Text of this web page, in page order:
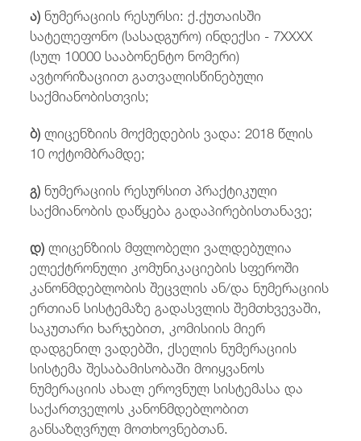
ა)ნუმერაციის რესურსი: ქ.ქუთაისში
სატელეფონო (სასადგურო) ინდექსი - 7XXXX
(სულ 10000 სააბონენტო ნომერი)
ავტორიზაციით გათვალისწინებული
საქმიანობისთვის;
ბ)ლიცენზიის მოქმედების ვადა: 2018 წლის
10 ოქტომბრამდე;
გ)ნუმერაციის რესურსით პრაქტიკული
საქმიანობის დაწყება გადაპირებისთანავე;
დ)ლიცენზიის მფლობელი ვალდებულია
ელექტრონული კომუნიკაციების სფეროში
კანონმდებლობის შეცვლის ან/და ნუმერაციის
ერთიან სისტემაზე გადასვლის შემთხვევაში,
საკუთარი ხარჯებით, კომისიის მიერ
დადგენილ ვადებში, ქსელის ნუმერაციის
სისტემა შესაბამისობაში მოიყვანოს
ნუმერაციის ახალ ეროვნულ სისტემასა და
საქართველოს კანონმდებლობით
განსაზღვრულ მოთხოვნებთან.